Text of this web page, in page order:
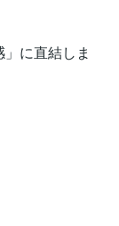
に直結しま